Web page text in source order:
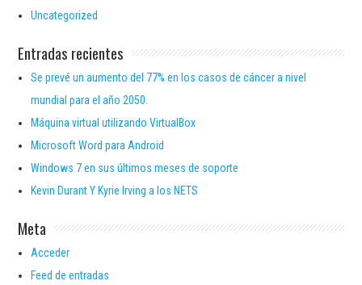
Uncategorized
Entradas recientes
Se prevé un aumento del 77% en los casos de cáncer a nivel
mundial para el año 2050.
Máquina virtual utilizando VirtualBox
Microsoft Word para Android
Windows 7 en sus últimos meses de soporte
Kevin Durant Y Kyrie Irving a los NETS
Meta
Acceder
Feed de entradas